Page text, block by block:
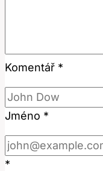
Komentář *
Jméno *
*